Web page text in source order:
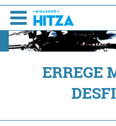
ERREGE